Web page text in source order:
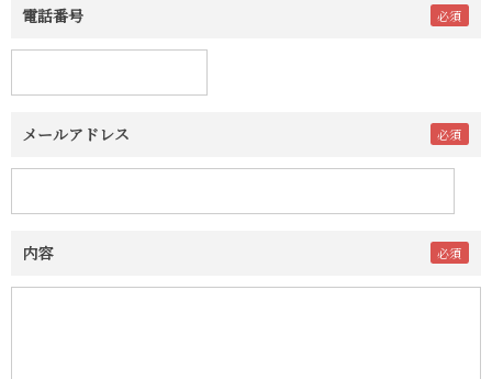
電話番号
メールアドレス
内容